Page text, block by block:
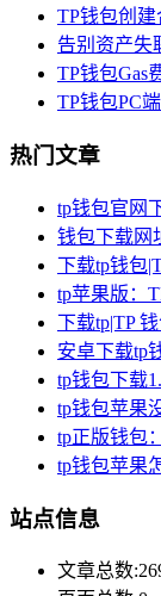
TP钱包创
告别资产失
TP钱包Gas
TP钱包PC
热门文章
tp钱包官网
钱包下载网
下载tp钱包
tp苹果版：
下载tp|TP
安卓下载tp
tp钱包下载
tp钱包苹果
tp正版钱包
tp钱包苹果
站点信息
文章总数